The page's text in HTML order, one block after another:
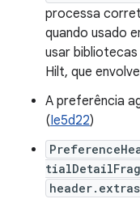
processa
quando usado
usar
Hilt, que
A preferência
(Ie5d22)
header.extras